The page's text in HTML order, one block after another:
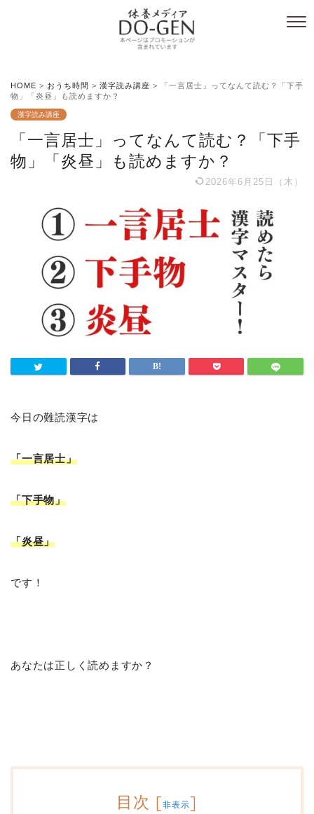
HOME > おうち時間 > 漢字読み講座 >
「一言居士」ってなんて読む？「下手
物」「炎昼」も読めますか？
漢字読み講座
「一言居士」ってなんて読む？「下手
物」「炎昼」も読めますか？
2026年6月25日（木）
今日の難読漢字は
「一言居士」
「下手物」
「炎昼」
です！
あなたは正しく読めますか？
目次 [非表示]